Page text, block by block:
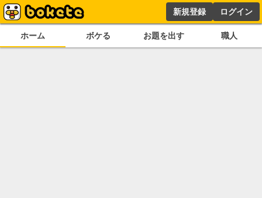
新規登録 ログイン
ホーム ボケる お題を出す 職人